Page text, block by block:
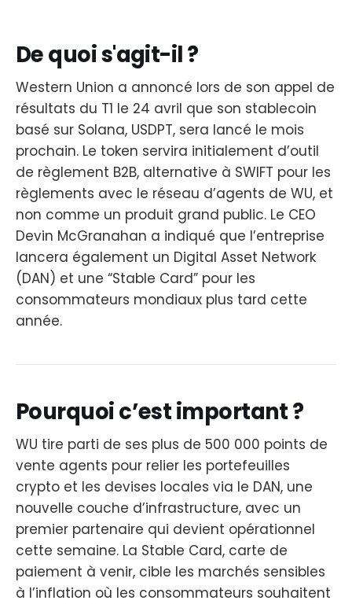
De quoi s'agit-il ?
Western Union a annoncé lors de son appel de
résultats du T1 le 24 avril que son stablecoin
basé sur Solana, USDPT, sera lancé le mois
prochain. Le token servira initialement d’outil
de règlement B2B, alternative à SWIFT pour les
règlements avec le réseau d’agents de WU, et
non comme un produit grand public. Le CEO
Devin McGranahan a indiqué que l’entreprise
lancera également un Digital Asset Network
(DAN) et une “Stable Card” pour les
consommateurs mondiaux plus tard cette
année.
Pourquoi c’est important ?
WU tire parti de ses plus de 500 000 points de
vente agents pour relier les portefeuilles
crypto et les devises locales via le DAN, une
nouvelle couche d’infrastructure, avec un
premier partenaire qui devient opérationnel
cette semaine. La Stable Card, carte de
paiement à venir, cible les marchés sensibles
à l’inflation où les consommateurs souhaitent